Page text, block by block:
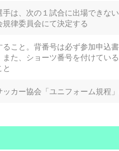
は、次の１試合に出場できな
律委員会にて決定する
こと。背番号は必ず参加申込
た、ショーツ番号を付けてい
カー協会「ユニフォーム規程